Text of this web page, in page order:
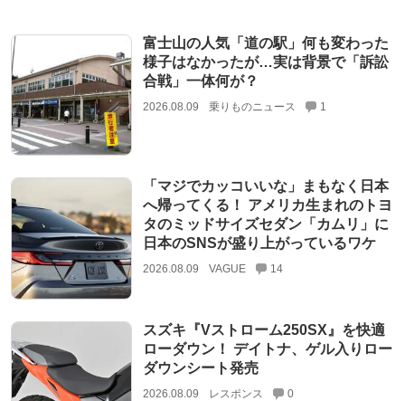
富士山の人気「道の駅」何も変わった
様子はなかったが…実は背景で「訴訟
合戦」一体何が？
2026.08.09 乗りものニュース 1
「マジでカッコいいな」まもなく日本
へ帰ってくる！ アメリカ生まれのトヨ
タのミッドサイズセダン「カムリ」に
日本のSNSが盛り上がっているワケ
2026.08.09 VAGUE 14
スズキ『Vストローム250SX』を快適
ローダウン！ デイトナ、ゲル入りロー
ダウンシート発売
2026.08.09 レスポンス 0